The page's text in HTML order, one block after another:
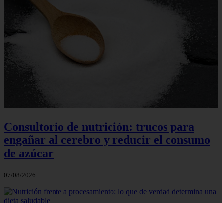
Consultorio de nutrición: trucos para
engañar al cerebro y reducir el consumo
de azúcar
07/08/2026